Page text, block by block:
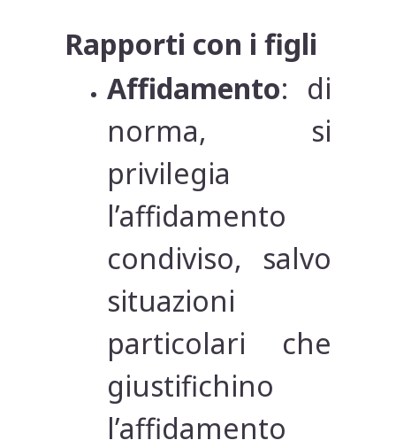
Rapporti con i figli
Affidamento: di
norma, si
privilegia
l’affidamento
condiviso, salvo
situazioni
particolari che
giustifichino
l’affidamento